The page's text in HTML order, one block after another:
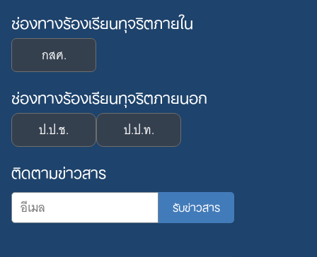
ช่องทางร้องเรียนทุจริตภายใน
กสศ.
ช่องทางร้องเรียนทุจริตภายนอก
ป.ป.ช. ป.ป.ท.
ติดตามข่าวสาร